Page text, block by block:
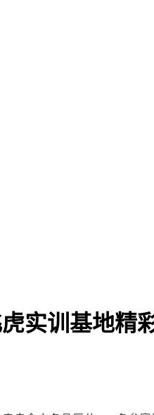
实训基地精